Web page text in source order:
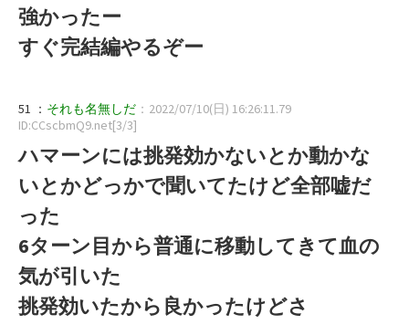
強かったー
すぐ完結編やるぞー
51 ： それも名無しだ ：2022/07/10(日) 16:26:11.79
ID:CCscbmQ9.net[3/3]
ハマーンには挑発効かないとか動かな
いとかどっかで聞いてたけど全部嘘だ
った
6ターン目から普通に移動してきて血の
気が引いた
挑発効いたから良かったけどさ